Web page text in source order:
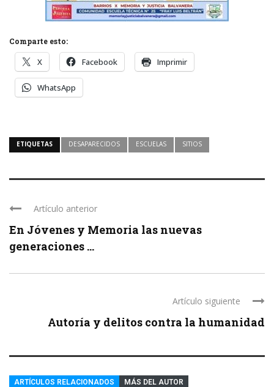
Comparte esto:
X Facebook Imprimir
WhatsApp
ETIQUETAS DESAPARECIDOS ESCUELAS SITIOS
Artículo anterior
En Jóvenes y Memoria las nuevas
generaciones ...
Artículo siguiente
Autoría y delitos contra la humanidad
ARTÍCULOS RELACIONADOS MÁS DEL AUTOR